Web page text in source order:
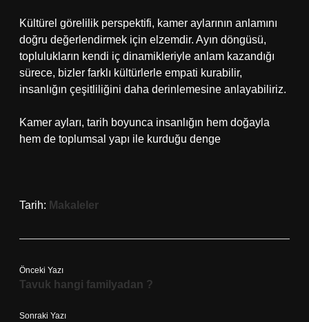
Kültürel görelilik perspektifi, kamer aylarının anlamını
doğru değerlendirmek için elzemdir. Ayın döngüsü,
toplulukların kendi iç dinamikleriyle anlam kazandığı
sürece, bizler farklı kültürlerle empati kurabilir,
insanlığın çeşitliliğini daha derinlemesine anlayabiliriz.
Kamer ayları, tarih boyunca insanlığın hem doğayla
hem de toplumsal yapı ile kurduğu denge
Tarih: Makaleler
Önceki Yazı
Tavuk hangi familyadan ?
Sonraki Yazı